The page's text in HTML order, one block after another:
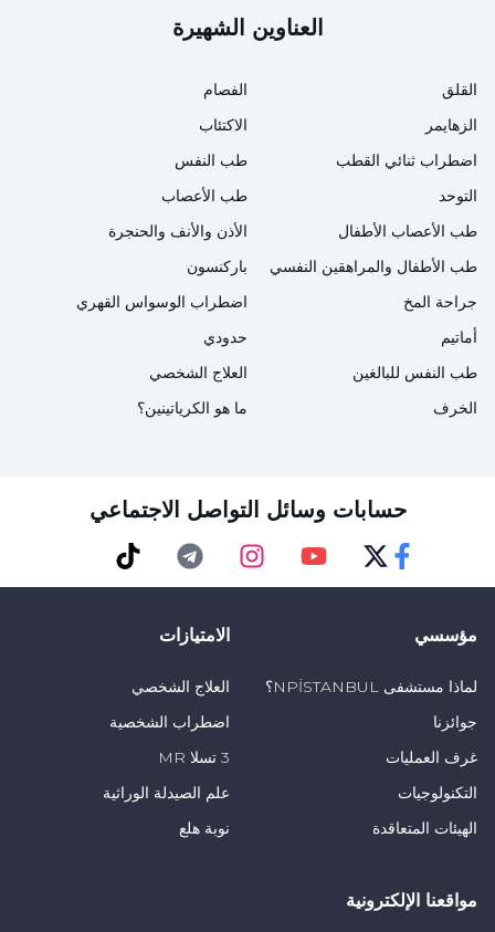
العناوين الشهيرة
القلق
الزهايمر
اضطراب ثنائي القطب
التوحد
طب الأعصاب الأطفال
الفصام
الاكتئاب
طب النفس
طب الأعصاب
الأذن والأنف والحنجرة
طب الأطفال والمراهقين النفسي
جراحة المخ
أماتيم
طب النفس للبالغين
الخرف
باركنسون
اضطراب الوسواس القهري
حدودي
العلاج الشخصي
ما هو الكرياتينين؟
حسابات وسائل التواصل الاجتماعي
مؤسسي
لماذا مستشفى NPİSTANBUL؟
جوائزنا
غرف العمليات
التكنولوجيات
الهيئات المتعاقدة
الامتيازات
العلاج الشخصي
اضطراب الشخصية
3 تسلا MR
علم الصيدلة الوراثية
نوبة هلع
مواقعنا الإلكترونية